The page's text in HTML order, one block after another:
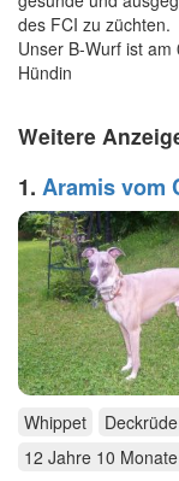
des FCI zu züchten.
Unser B-Wurf ist
Hündin
Weitere
1. Aramis vom
Whippet Deckrüde
12 Jahre 10 Monate